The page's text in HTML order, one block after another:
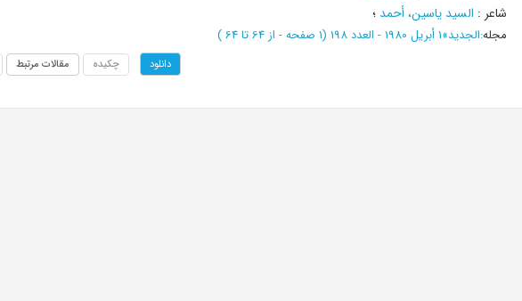
شاعر : السید یاسین، أحمد ؛
مجله:الجدید»1 أبریل 1980 - العدد 198 (‎1 صفحه - از 64 تا 64 )
دانلود چکیده مقالات مرتبط